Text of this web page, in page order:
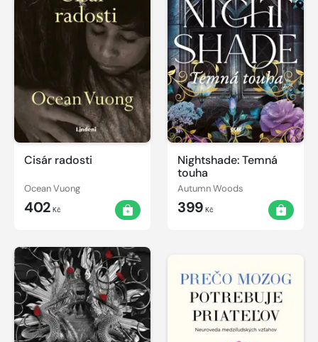
Cisár radosti
Ocean Vuong
402 Kč
Nightshade: Temná
touha
Autumn Woods
399 Kč